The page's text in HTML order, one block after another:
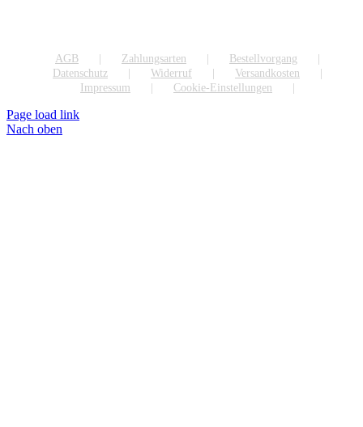
AGB Zahlungsarten
Bestellvorgang
Datenschutz
Widerruf
Versandkosten
Impressum
Cookie-Einstellungen
Page load link
Nach oben